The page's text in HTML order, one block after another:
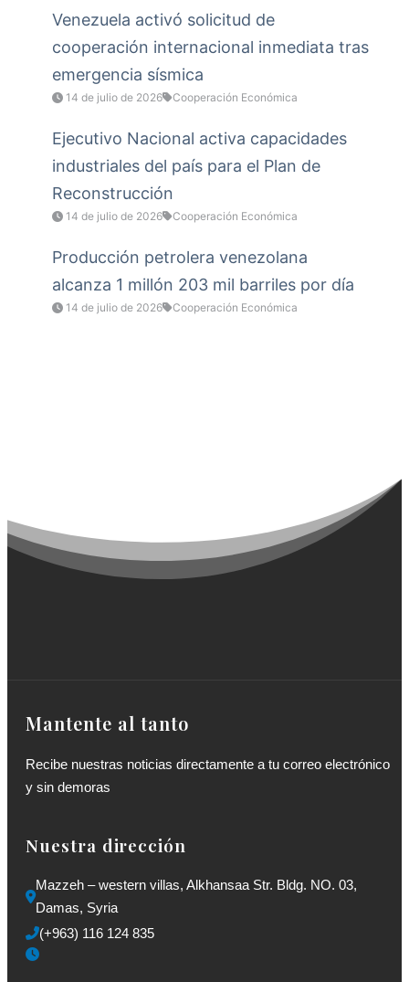
Venezuela activó solicitud de
cooperación internacional inmediata tras
emergencia sísmica
14 de julio de 2026 Cooperación Económica
Ejecutivo Nacional activa capacidades
industriales del país para el Plan de
Reconstrucción
14 de julio de 2026 Cooperación Económica
Producción petrolera venezolana
alcanza 1 millón 203 mil barriles por día
14 de julio de 2026 Cooperación Económica
Mantente al tanto
Recibe nuestras noticias directamente a tu correo electrónico
y sin demoras
Nuestra dirección
Mazzeh – western villas, Alkhansaa Str. Bldg. NO. 03,
Damas, Syria
(+963) 116 124 835